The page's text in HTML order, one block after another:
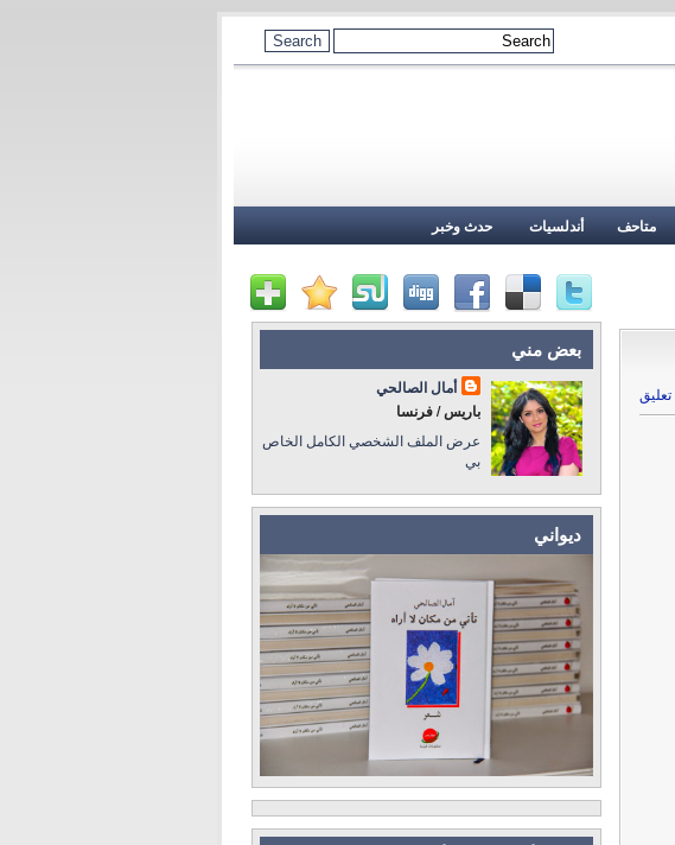
متاحف أندلسيات حدث وخبر
بعض مني
أمال الصالحي
باريس / فرنسا
عرض الملف الشخصي الكامل الخاص
بي
ديواني